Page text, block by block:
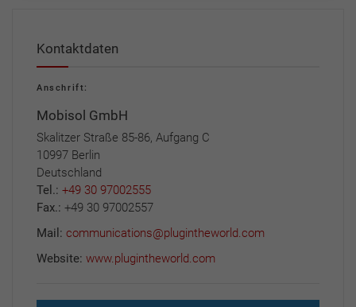
Kontaktdaten
Anschrift:
Mobisol GmbH
Skalitzer Straße 85-86, Aufgang C
10997 Berlin
Deutschland
Tel.: +49 30 97002555
Fax.: +49 30 97002557
Mail: communications@plugintheworld.com
Website: www.plugintheworld.com